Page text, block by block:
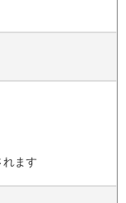
ます